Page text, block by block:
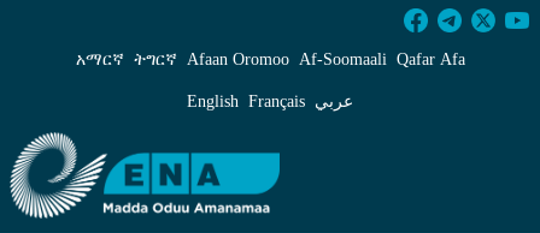
Milkaa’ina Tarsiimoo Dijitaalaa Itiyoophiyaa
አማርኛ ትግርኛ Afaan Oromoo Af‑Soomaali Qafar Afa
English Français عربي